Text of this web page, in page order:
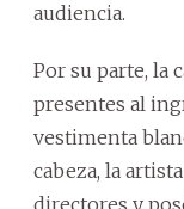
audiencia.
Por su parte, la
presentes al
vestimenta
cabeza, la